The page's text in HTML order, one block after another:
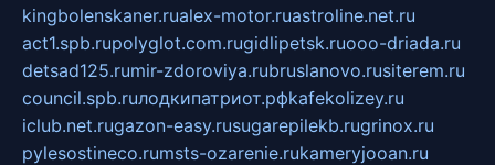
kingbolenskaner.rualex-motor.ruastroline.net.ru
act1.spb.rupolyglot.com.rugidlipetsk.ruooo-driada.ru
detsad125.rumir-zdoroviya.rubruslanovo.rusiterem.ru
council.spb.ruлодкипатриот.рфkafekolizey.ru
iclub.net.rugazon-easy.rusugarepilekb.rugrinox.ru
pylesostineco.rumsts-ozarenie.rukameryjooan.ru